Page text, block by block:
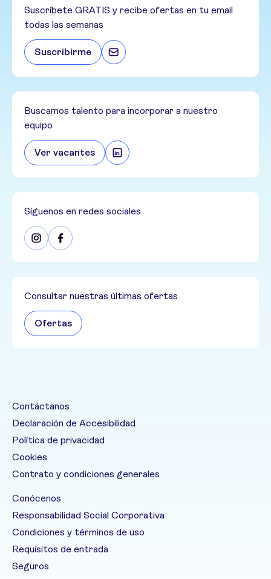
Suscríbete GRATIS y recibe ofertas en tu email
todas las semanas
Suscribirme
Buscamos talento para incorporar a nuestro
equipo
Ver vacantes
Síguenos en redes sociales
Consultar nuestras últimas ofertas
Ofertas
Contáctanos
Declaración de Accesibilidad
Política de privacidad
Cookies
Contrato y condiciones generales
Conócenos
Responsabilidad Social Corporativa
Condiciones y términos de uso
Requisitos de entrada
Seguros